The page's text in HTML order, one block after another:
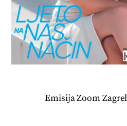
Emisija Zoom